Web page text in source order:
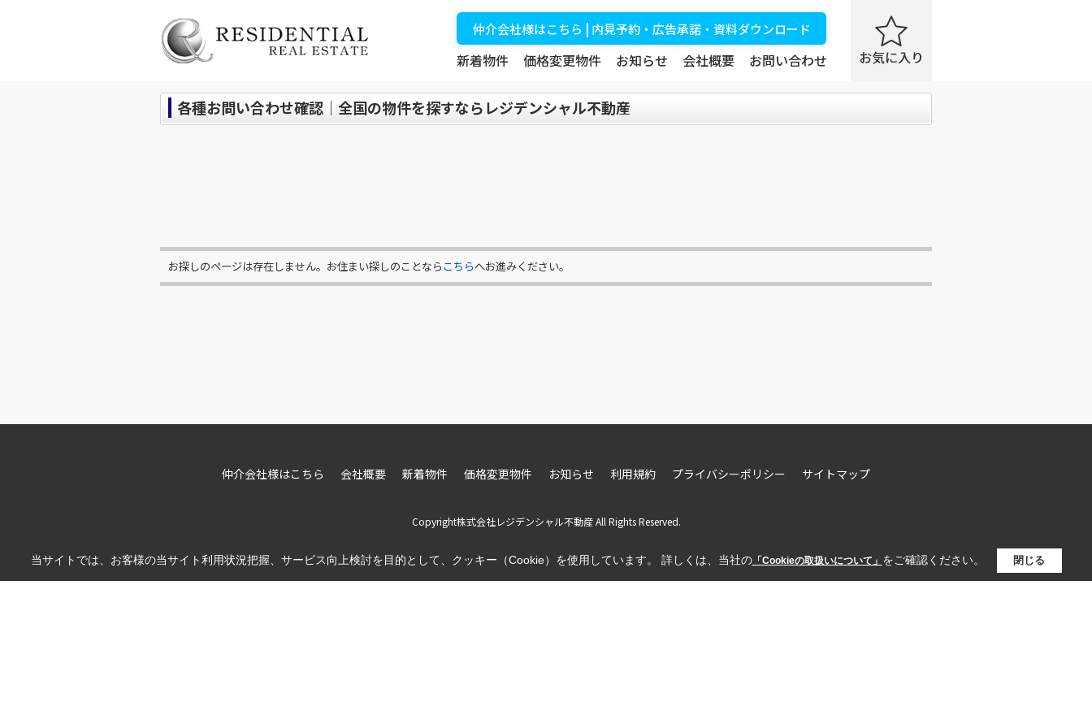
仲介会社様はこちら | 内見予約・広告承諾・資料ダウンロード
新着物件 価格変更物件 お知らせ 会社概要 お問い合わせ
各種お問い合わせ確認｜全国の物件を探すならレジデンシャル不動産
お探しのページは存在しません。お住まい探しのことなら こちらへお進みください。
仲介会社様はこちら 会社概要 新着物件 価格変更物件 お知らせ 利用規約 プライバシーポリシー サイトマップ
Copyright株式会社レジデンシャル不動産 All Rights Reserved.
当サイトでは、お客様の当サイト利用状況把握、サービス向上検討を目的として、クッキー（Cookie）を使用しています。 詳しくは、当社の「Cookieの取扱いについて」 をご確認ください。 閉じる